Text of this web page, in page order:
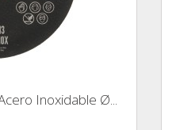
Inoxidable Ø...